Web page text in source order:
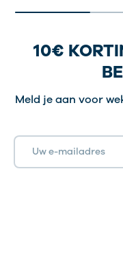
10€
Meld je aan voor
E-mailadres